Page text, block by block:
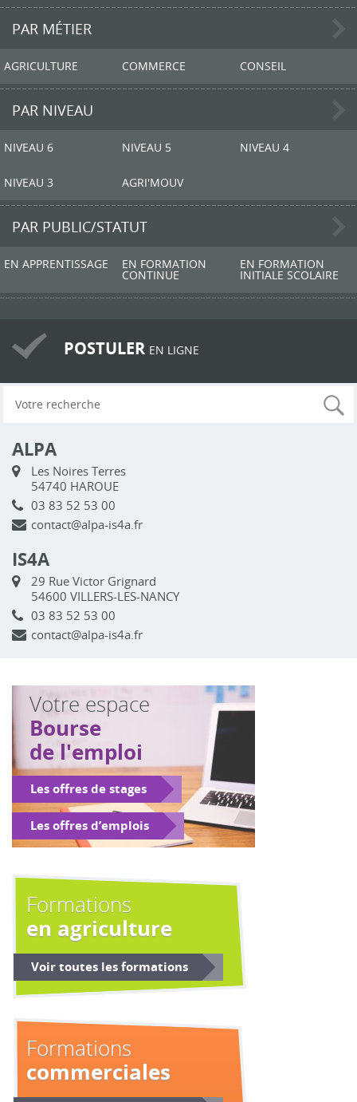
PAR MÉTIER
AGRICULTURE COMMERCE CONSEIL
PAR NIVEAU
NIVEAU 6 NIVEAU 5 NIVEAU 4
NIVEAU 3 AGRI'MOUV
PAR PUBLIC/STATUT
EN APPRENTISSAGE EN FORMATION
CONTINUE
EN FORMATION
INITIALE SCOLAIRE
POSTULER EN LIGNE
ALPA
Les Noires Terres
54740 HAROUE
03 83 52 53 00
contact@alpa-is4a.fr
IS4A
29 Rue Victor Grignard
54600 VILLERS-LES-NANCY
03 83 52 53 00
contact@alpa-is4a.fr
Votre espace
Bourse
de l'emploi
Les offres de stages
Les offres d’emplois
Formations
en agriculture
Voir toutes les formations
Formations
commerciales